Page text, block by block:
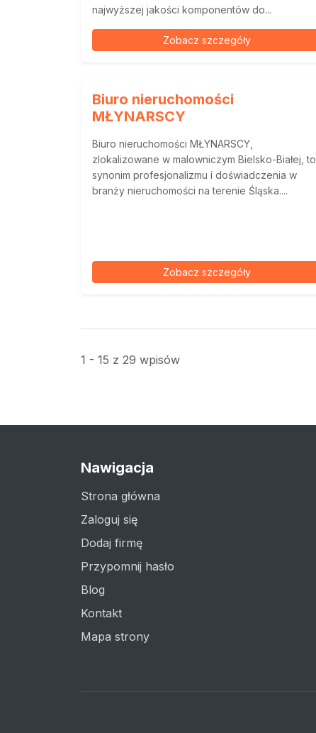
najwyższej jakości komponentów do...
Zobacz szczegóły
Biuro nieruchomości
MŁYNARSCY
Biuro nieruchomości MŁYNARSCY,
zlokalizowane w malowniczym Bielsko-Białej, to
synonim profesjonalizmu i doświadczenia w
branży nieruchomości na terenie Śląska....
Zobacz szczegóły
1 - 15 z 29 wpisów
Nawigacja
Strona główna
Zaloguj się
Dodaj firmę
Przypomnij hasło
Blog
Kontakt
Mapa strony